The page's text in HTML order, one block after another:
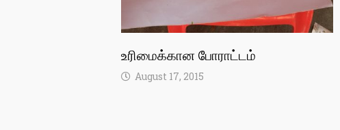
உரிமைக்கான போராட்டம்
August 17, 2015